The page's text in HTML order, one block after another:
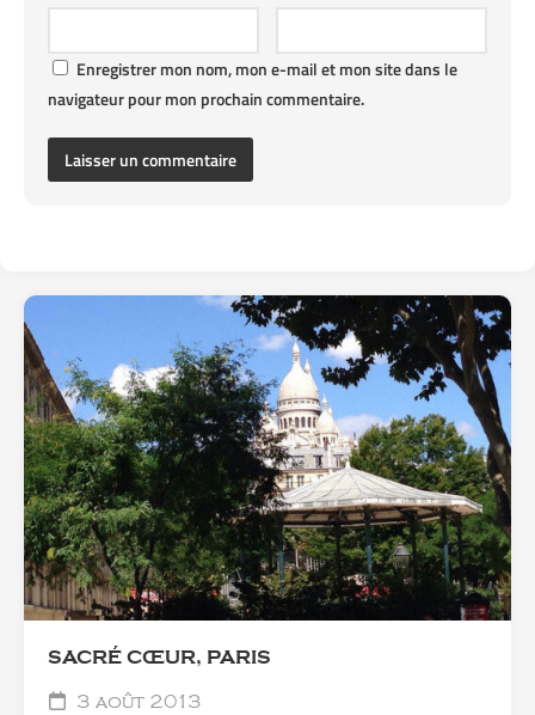
Enregistrer mon nom, mon e-mail et mon site dans le
navigateur pour mon prochain commentaire.
SACRÉ CŒUR, PARIS
3 août 2013